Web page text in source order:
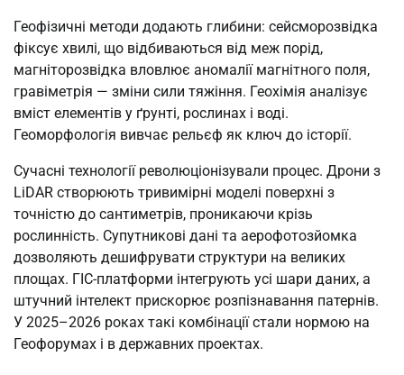
Геофізичні методи додають глибини: сейсморозвідка
фіксує хвилі, що відбиваються від меж порід,
магніторозвідка вловлює аномалії магнітного поля,
гравіметрія — зміни сили тяжіння. Геохімія аналізує
вміст елементів у ґрунті, рослинах і воді.
Геоморфологія вивчає рельєф як ключ до історії.
Сучасні технології революціонізували процес. Дрони з
LiDAR створюють тривимірні моделі поверхні з
точністю до сантиметрів, проникаючи крізь
рослинність. Супутникові дані та аерофотозйомка
дозволяють дешифрувати структури на великих
площах. ГІС-платформи інтегрують усі шари даних, а
штучний інтелект прискорює розпізнавання патернів.
У 2025–2026 роках такі комбінації стали нормою на
Геофорумах і в державних проектах.